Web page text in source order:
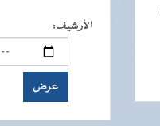
الأرشيف: